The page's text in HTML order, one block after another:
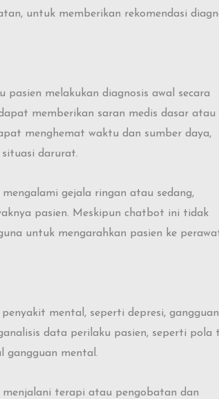
untuk memberikan rekomendasi
melakukan diagnosis awal secara
memberikan saran medis dasar atau
menghemat waktu dan sumber daya,
darurat.
gejala ringan atau sedang,
pasien. Meskipun chatbot ini tidak
untuk mengarahkan pasien ke
mental, seperti depresi, gangguan
data perilaku pasien, seperti pola
gangguan mental.
terapi atau pengobatan dan